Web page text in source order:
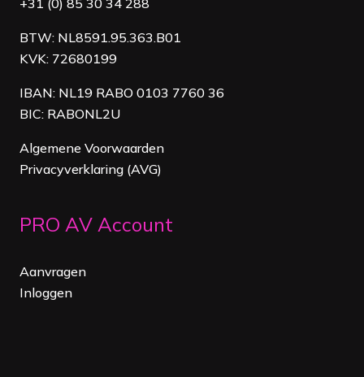
+31 (0) 85 30 34 288
BTW: NL8591.95.363.B01
KVK: 72680199
IBAN: NL19 RABO 0103 7760 36
BIC: RABONL2U
Algemene Voorwaarden
Privacyverklaring (AVG)
PRO AV Account
Aanvragen
Inloggen